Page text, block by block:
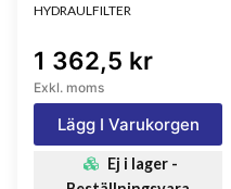
HYDRAULFILTER
1 362,5 kr
Exkl. moms
Lägg I Varukorgen
Ej i lager -